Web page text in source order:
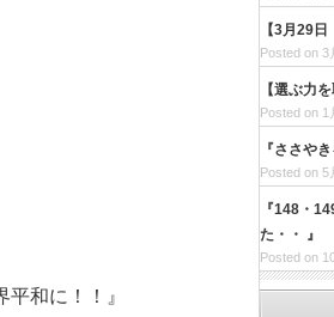
和に！！』
【3月29
Posted on 3
【選ぶ力
Posted on 1
『ささや
Posted on 5
『148・
た・・ 』
Posted on